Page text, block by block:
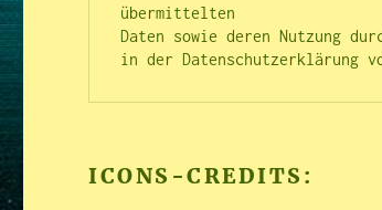
übermittelten
Daten sowie deren Nutzung
in der Datenschutzerklärung
ICONS-CREDITS: